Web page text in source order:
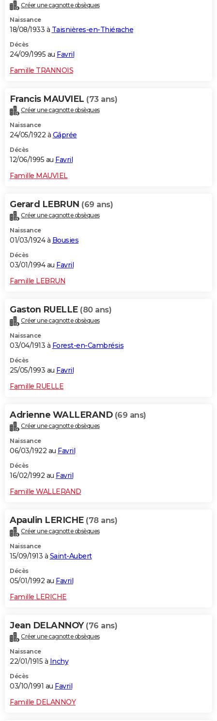
Créer une cagnotte obsèques
Naissance
18/08/1933 à Taisnières-en-Thiérache
Décès
24/09/1995 au Favril
Famille TRANNOIS
Francis MAUVIEL (73 ans)
Créer une cagnotte obsèques
Naissance
24/05/1922 à Gâprée
Décès
12/06/1995 au Favril
Famille MAUVIEL
Gerard LEBRUN (69 ans)
Créer une cagnotte obsèques
Naissance
01/03/1924 à Bousies
Décès
03/01/1994 au Favril
Famille LEBRUN
Gaston RUELLE (80 ans)
Créer une cagnotte obsèques
Naissance
03/04/1913 à Forest-en-Cambrésis
Décès
25/05/1993 au Favril
Famille RUELLE
Adrienne WALLERAND (69 ans)
Créer une cagnotte obsèques
Naissance
06/03/1922 au Favril
Décès
16/02/1992 au Favril
Famille WALLERAND
Apaulin LERICHE (78 ans)
Créer une cagnotte obsèques
Naissance
15/09/1913 à Saint-Aubert
Décès
05/01/1992 au Favril
Famille LERICHE
Jean DELANNOY (76 ans)
Créer une cagnotte obsèques
Naissance
22/01/1915 à Inchy
Décès
03/10/1991 au Favril
Famille DELANNOY